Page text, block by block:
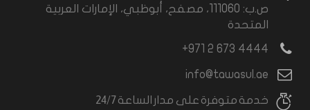
ص.ب: 111060، مصفح، أبوظبي، الإمارات العربية
المتحدة
4444 673 2 971+
info@tawasul.ae
خدمة متوفرة على مدار الساعة 24/7